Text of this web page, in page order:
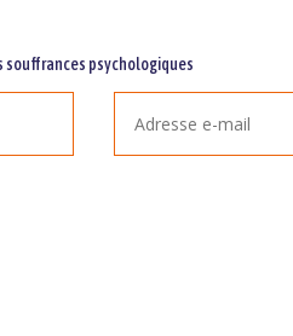
souffrances psychologiques